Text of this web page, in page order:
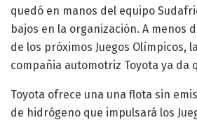
quedó en manos del equipo
bajos en la organización. A menos
de los próximos Juegos Olímpicos,
compañia automotriz Toyota ya da
Toyota ofrece una una flota sin
de hidrógeno que impulsará los